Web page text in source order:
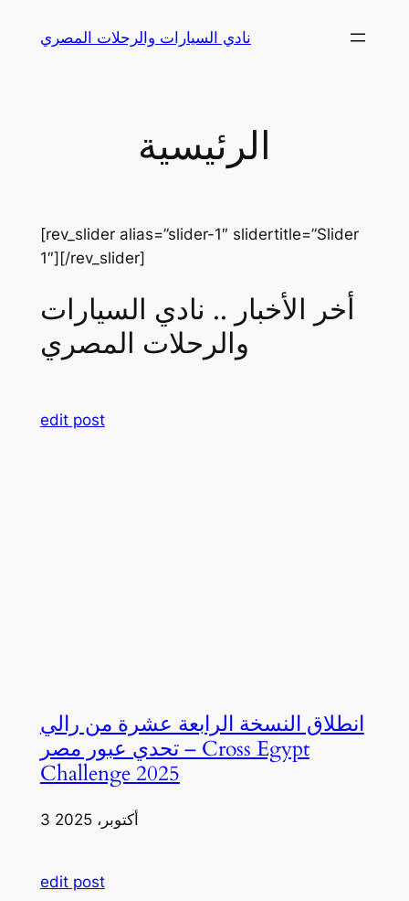
نادي السيارات والرحلات المصري
الرئيسية
[rev_slider alias=”slider-1″ slidertitle=”Slider
1″][/rev_slider]
أخر الأخبار .. نادي السيارات
والرحلات المصري
edit post
انطلاق النسخة الرابعة عشرة من رالي
تحدي عبور مصر – Cross Egypt
Challenge 2025
3 أكتوبر، 2025
edit post